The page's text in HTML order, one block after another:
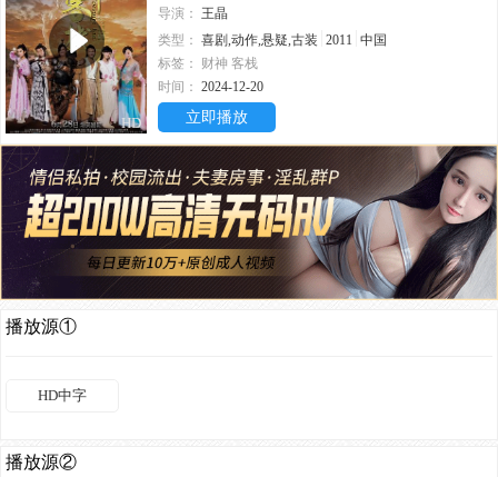
HD
导演：
王晶
类型： 喜剧,动作,悬疑,古装 2011 中国
标签：
财神 客栈
时间： 2024-12-20
立即播放
播放源①
HD中字
播放源②